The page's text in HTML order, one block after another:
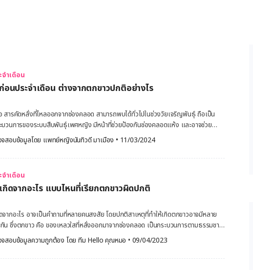
ำเดือน
อนประจำเดือน ต่างจากตกขาวปกติอย่างไร
สารคัดหลั่งที่ไหลออกจากช่องคลอด สามารถพบได้ทั่วไปในช่วงวัยเจริญพันธุ์ ถือเป็น
บวนการของระบบสืบพันธุ์เพศหญิง มีหน้าที่ช่วยป้องกันช่องคลอดแห้ง และอาจช่วย
รติดเชื้อ โดยปริมาณของตกขาว กลิ่น สี อาจจะแตกต่างกันขึ้นอยู่กับแต่ละบุคคล ตกขาว
งหรือในแต่ละวัน อาจมีลักษณะแตกต่างกันออกไป เช่น ตกขาวก่อนประจำเดือน การ
แตกต่างระหว่างตกขาวที่มักพบได้ในช่วงก่อนมีประจำเดือนและตกขาวปกติ อาจเป็นอีก
ตกขาว คืออะไร ตกขาว คือ สารคัดหลั่งที่
ากช่องคลอด และปากมดลูก มีหน้าที่ช่วยกำจัดสิ่งสกปรกและเซลล์ที่ตายแล้วออกจาก
อย่างไรก็ตาม สีและปริมาณตกขาวที่ผิดปกติ ที่อาจเป็นสัญญาณเตือนของการติดเชื้อ
านสุขภาพ เช่น ภาวะช่องคลอดอักเสบ โรคหนองใน ตกขาวก่อนประจำเดือน ต่างจาก
ติอย่างไร ตกขาวก่อนประจำเดือน หรือที่เรียกกันว่า ช่วงตกไข่ มักมีสีใส ลักษณะคล้ายไข่
สัมผัสลื่น ไม่มีกลิ่นและมีปริมาณมาก เมื่อไข่ตก หากไม่มีการปฏิสนธิหรือตัวอ่อนฝังตัวที่
สอบข้อมูลโดย แพทย์หญิงนันทิวดี มาเมือง • 11/03/2024
ำเดือน
กิดจากอะไร แบบไหนที่เรียกตกขาวผิดปกติ
จากอะไร อาจเป็นคำถามที่หลายคนสงสัย โดยปกติสาเหตุที่ทำให้เกิดตกขาวอาจมีหลาย
น ซึ่งตกขาว คือ ของเหลวใสที่หลั่งออกมาจากช่องคลอด เป็นกระบวนการตามธรรมชาติ
ยในการขจัดสิ่งสกปรก แบคทีเรีย และเซลล์ที่ตายแล้วออกจากช่องคลอด ป้องกันการติด
งเพิ่มความชุ่มชื้นไม่ให้ช่องคลอดแห้งจนเกิดการระคายเคือง แต่หากสังเกตว่าตกขาวมี
สีที่เปลี่ยนแปลง อาจเป็นสัญญาณของความผิดปกติ ช่องคลอดอาจเสี่ยงติดเชื้อ ซึ่งควร
สอบข้อมูลความถูกต้อง โดย ทีม Hello คุณหมอ • 09/04/2023